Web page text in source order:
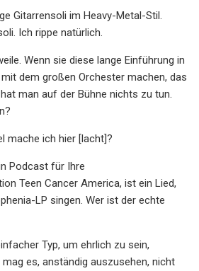
Gitarrensoli im Heavy-Metal-Stil.
Ich rippe natürlich.
Wenn sie diese lange Einführung in
dem großen Orchester machen, das
man auf der Bühne nichts zu tun.
mache ich hier [lacht]?
Podcast für Ihre
Teen Cancer America, ist ein Lied,
LP singen. Wer ist der echte
Typ, um ehrlich zu sein,
es, anständig auszusehen, nicht